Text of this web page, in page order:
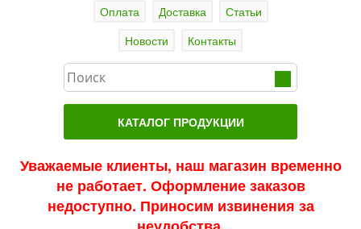
Оплата
Доставка
Статьи
Новости
Контакты
КАТАЛОГ ПРОДУКЦИИ
Актуальные продукты
Акции
Уважаемые клиенты, наш магазин временно
не работает. Оформление заказов
недоступно. Приносим извинения за